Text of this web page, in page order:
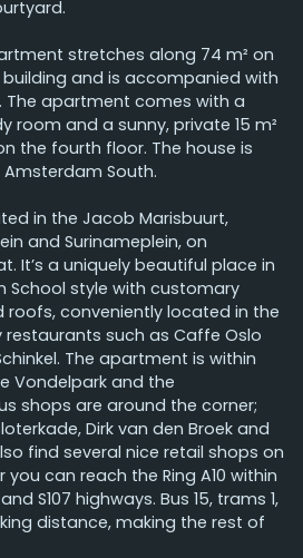
stretches along 74 m² on
building and is accompanied with
The apartment comes with a
room and a sunny, private 15 m²
the fourth floor. The house is
South.
in the Jacob Marisbuurt,
and Surinameplein, on
It’s a uniquely beautiful place in
School style with customary
conveniently located in the
restaurants such as Caffe Oslo
The apartment is within
Vondelpark and the
shops are around the corner;
Dirk van den Broek and
find several nice retail shops on
can reach the Ring A10 within
S107 highways. Bus 15, trams 1,
distance, making the rest of